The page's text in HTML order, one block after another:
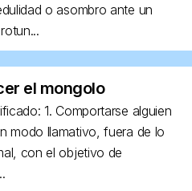
o asombro ante un
el mongolo
1. Comportarse alguien
modo llamativo, fuera de lo
con el objetivo de